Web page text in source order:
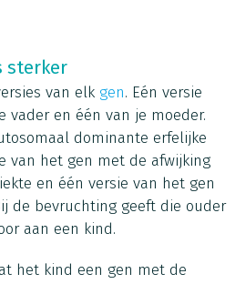
sterker
van elk gen. Eén versie
vader en één van je moeder.
dominante erfelijke
van het gen met de afwijking
en één versie van het gen
de bevruchting geeft die ouder
aan een kind.
het kind een gen met de